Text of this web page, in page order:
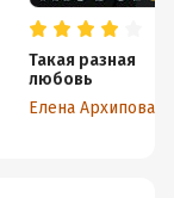
Такая разная
любовь
Елена Архипова